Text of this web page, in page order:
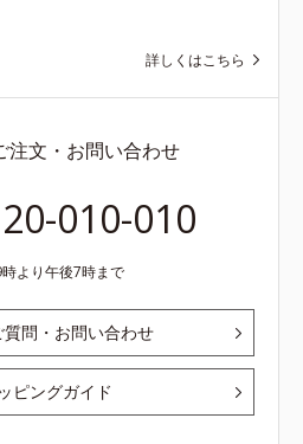
詳しくはこちら
注文・お問い合わせ
010-010
より午後7時まで
質問・お問い合わせ
ピングガイド